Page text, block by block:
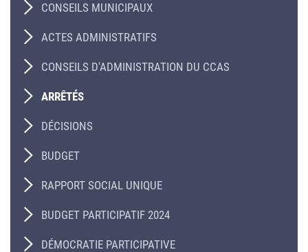
CONSEILS MUNICIPAUX
ACTES ADMINISTRATIFS
CONSEILS D'ADMINISTRATION DU CCAS
ARRÊTÉS
DÉCISIONS
BUDGET
RAPPORT SOCIAL UNIQUE
BUDGET PARTICIPATIF 2024
DÉMOCRATIE PARTICIPATIVE